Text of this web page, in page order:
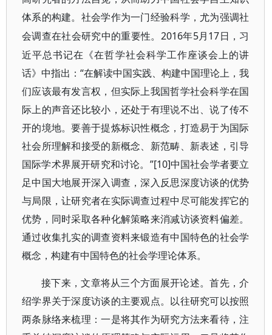
体系的构建。社会学作为一门经验科学，尤为强调社
会调查在社会研究中的重要性。 2016年5月17日，习
近平总书记在《在哲学社会科学工作座谈会上的讲
话》中指出：“在解读中国实践、构建中国理论上，我
们应该最有发言权，但实际上我国哲学社会科学在国
际上的声音还比较小，还处于有理说不出、说了传不
开的境地。要善于提炼标识性概念，打造易于为国际
社会所理解和接受的新概念、新范畴、新表述，引导
国际学术界展开研究和讨论。”[10]中国社会学者要立
足中国大地展开深入调查，深入反思深度访谈的优势
与局限，让研究者在实际调查过程中尽可能发挥它的
优势，同时采取各种化解策略来消减访谈资料偏差。
通过收集扎实的调查资料来锻造有中国特色的社会学
概念，构建有中国特色的社会学理论体系。
接下来，文章将从三个方面展开论述。首先，介
绍学界关于深度访谈的主要观点。以往研究可以按照
两条脉络来梳理：一是将其作为研究方法来看待，注